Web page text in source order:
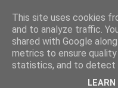
This site uses cookies
and to analyze traffic.
shared with Google
metrics to ensure
statistics, and to detect